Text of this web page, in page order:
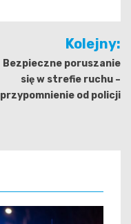
Kolejny:
Bezpieczne poruszanie
się w strefie ruchu –
przypomnienie od policji